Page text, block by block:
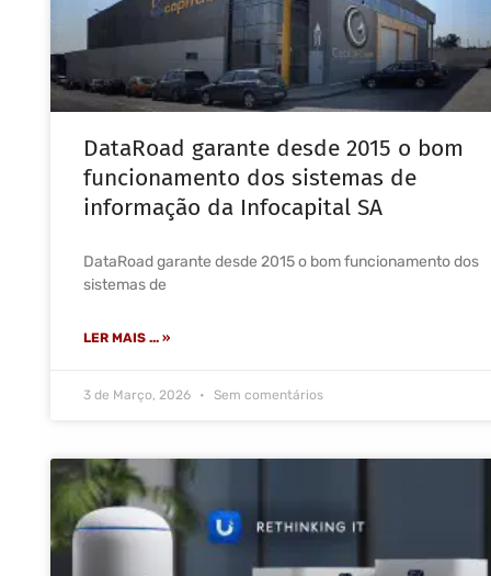
DataRoad garante desde 2015 o bom
funcionamento dos sistemas de
informação da Infocapital SA
DataRoad garante desde 2015 o bom funcionamento dos
sistemas de
LER MAIS ... »
3 de Março, 2026 Sem comentários